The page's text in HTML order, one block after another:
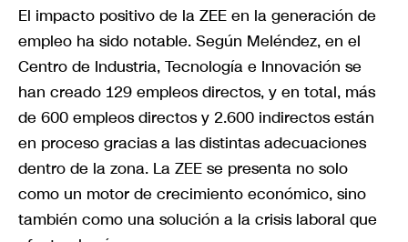
El impacto positivo de la ZEE en la generación de
empleo ha sido notable. Según Meléndez, en el
Centro de Industria, Tecnología e Innovación se
han creado 129 empleos directos, y en total, más
de 600 empleos directos y 2.600 indirectos están
en proceso gracias a las distintas adecuaciones
dentro de la zona. La ZEE se presenta no solo
como un motor de crecimiento económico, sino
también como una solución a la crisis laboral que